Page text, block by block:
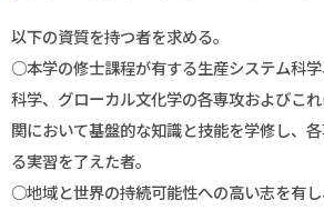
以下の資質を持つ者を求める。
○本学の修士課程が有する生産システム科
科学、グローカル文化学の各専攻およびこ
関において基盤的な知識と技能を学修し、
る実習を了えた者。
○地域と世界の持続可能性への高い志を有